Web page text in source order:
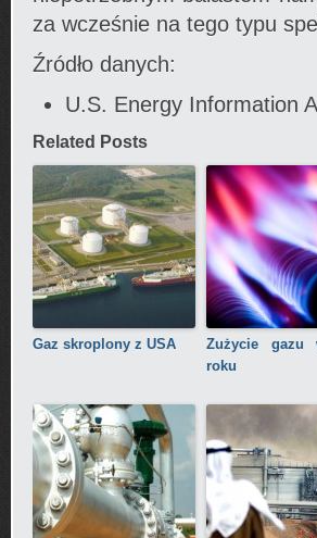
za wcześnie na tego typu
Źródło danych:
U.S. Energy Information
Related Posts
Gaz skroplony z USA
Zużycie gazu
roku